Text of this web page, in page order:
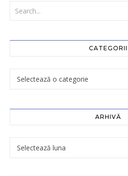
CATEGORII
ARHIVĂ